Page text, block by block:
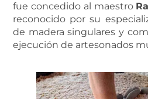
fue concedido al maestro
reconocido por su
de madera singulares y
ejecución de artesonados